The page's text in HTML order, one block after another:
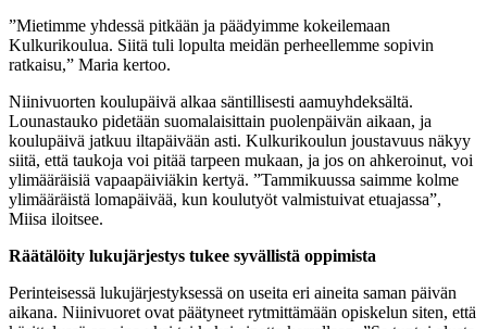
”Mietimme yhdessä pitkään ja päädyimme kokeilemaan
Kulkurikoulua. Siitä tuli lopulta meidän perheellemme sopivin
ratkaisu,” Maria kertoo.
Niinivuorten koulupäivä alkaa säntillisesti aamuyhdeksältä.
Lounastauko pidetään suomalaisittain puolenpäivän aikaan, ja
koulupäivä jatkuu iltapäivään asti. Kulkurikoulun joustavuus näkyy
siitä, että taukoja voi pitää tarpeen mukaan, ja jos on ahkeroinut, voi
ylimääräisiä vapaapäiviäkin kertyä. ”Tammikuussa saimme kolme
ylimääräistä lomapäivää, kun koulutyöt valmistuivat etuajassa”,
Miisa iloitsee.
Räätälöity lukujärjestys tukee syvällistä oppimista
Perinteisessä lukujärjestyksessä on useita eri aineita saman päivän
aikana. Niinivuoret ovat päätyneet rytmittämään opiskelun siten, että